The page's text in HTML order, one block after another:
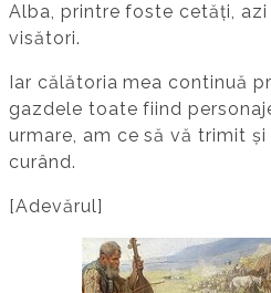
Alba, printre foste cetăți,
visători.
Iar călătoria mea continuă
gazdele toate fiind
urmare, am ce să vă trimit
curând.
[Adevărul]